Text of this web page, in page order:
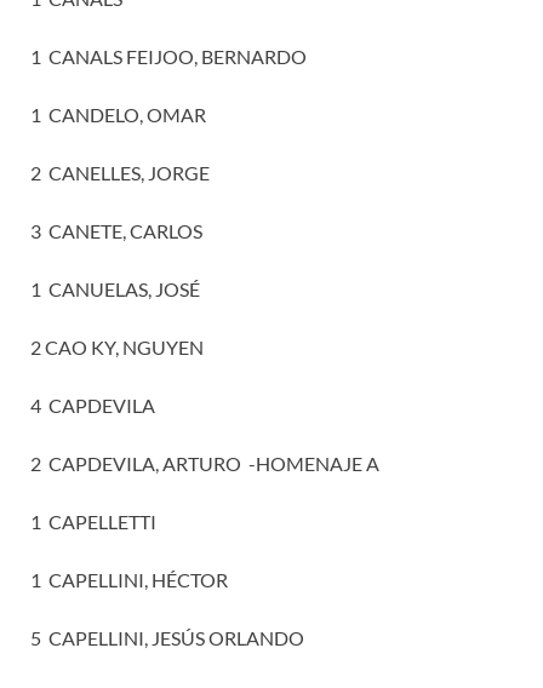
1 CANALS FEIJOO, BERNARDO
1 CANDELO, OMAR
2 CANELLES, JORGE
3 CANETE, CARLOS
1 CANUELAS, JOSÉ
2 CAO KY, NGUYEN
4 CAPDEVILA
2 CAPDEVILA, ARTURO -HOMENAJE A
1 CAPELLETTI
1 CAPELLINI, HÉCTOR
5 CAPELLINI, JESÚS ORLANDO